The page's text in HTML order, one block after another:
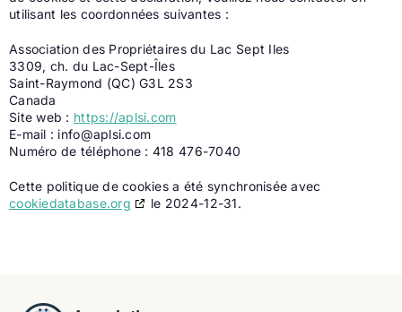
utilisant les coordonnées suivantes :
Association des Propriétaires du Lac Sept Iles
3309, ch. du Lac-Sept-Îles
Saint-Raymond (QC) G3L 2S3
Canada
Site web : https://aplsi.com
E-mail : info@aplsi.com
Numéro de téléphone : 418 476-7040
Cette politique de cookies a été synchronisée avec
cookiedatabase.org
le 2024-12-31.